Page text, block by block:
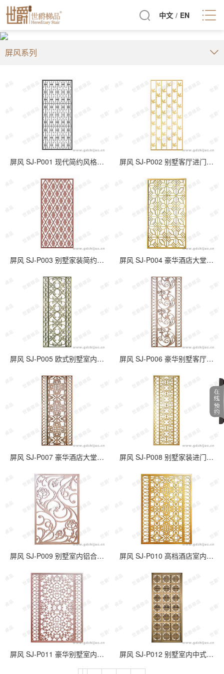
中文 / EN
屏风系列
屏风 SJ-P001 现代简约风格不锈钢客厅背景屏风 屏风 SJ-P002 别墅客厅进门不锈钢屏风隔断
屏风 SJ-P003 别墅家装简约玫瑰金屏风隔断 屏风 SJ-P004 豪华酒店大堂不锈钢装饰屏风
屏风 SJ-P005 欧式别墅室内装饰铝合金屏风 屏风 SJ-P006 豪华别墅客厅装饰铝艺欧式屏风
屏风 SJ-P007 豪华酒店大堂铝合金雕花屏风定制 屏风 SJ-P008 别墅家装进门铝合金背景屏风
屏风 SJ-P009 别墅室内铝合金雕花欧式屏风 屏风 SJ-P010 高档酒店室内欧式铝艺装饰屏风
屏风 SJ-P011 豪华别墅室内进门铝合金屏风 屏风 SJ-P012 别墅室内中式铝合金装饰屏风